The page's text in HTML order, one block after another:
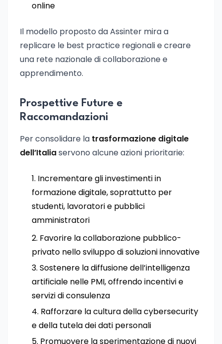
online
Il modello proposto da Assinter mira a
replicare le best practice regionali e creare
una rete nazionale di collaborazione e
apprendimento.
Prospettive Future e
Raccomandazioni
Per consolidare la trasformazione digitale
dell’Italiaservono alcune azioni prioritarie:
Incrementare gli investimenti in
formazione digitale, soprattutto per
studenti, lavoratori e pubblici
amministratori
Favorire la collaborazione pubblico-
privato nello sviluppo di soluzioni innovative
Sostenere la diffusione dell’intelligenza
artificiale nelle PMI, offrendo incentivi e
servizi di consulenza
Rafforzare la cultura della cybersecurity
e della tutela dei dati personali
Promuovere la sperimentazione di nuovi